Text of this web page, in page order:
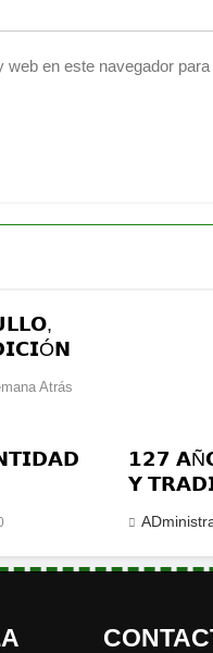
en este navegador
Atrás
𝟭𝟮𝟳
𝗬